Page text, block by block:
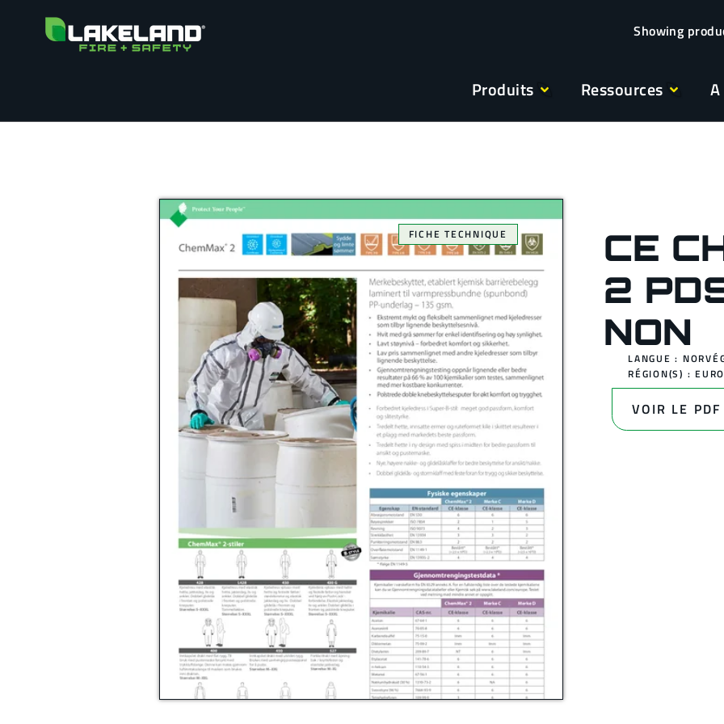
Produits Ressources
FICHE TECHNIQUE
CE
2
NON
LANGUE :
RÉGION(S) :
VOIR LE PDF